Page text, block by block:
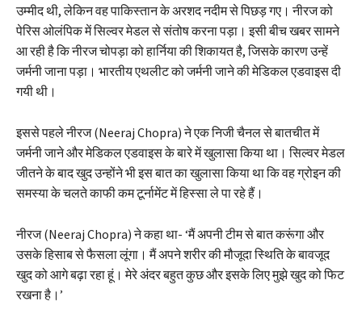
उम्मीद थी, लेकिन वह पाकिस्तान के अरशद नदीम से पिछड़ गए। नीरज को
पेरिस ओलंपिक में सिल्वर मेडल से संतोष करना पड़ा। इसी बीच खबर सामने
आ रही है कि नीरज चोपड़ा को हार्निया की शिकायत है, जिसके कारण उन्हें
जर्मनी जाना पड़ा। भारतीय एथलीट को जर्मनी जाने की मेडिकल एडवाइस दी
गयी थी।
इससे पहले नीरज (Neeraj Chopra) ने एक निजी चैनल से बातचीत में
जर्मनी जाने और मेडिकल एडवाइस के बारे में खुलासा किया था। सिल्वर मेडल
जीतने के बाद खुद उन्होंने भी इस बात का खुलासा किया था कि वह ग्रोइन की
समस्या के चलते काफी कम टूर्नामेंट में हिस्सा ले पा रहे हैं।
नीरज (Neeraj Chopra) ने कहा था- ‘मैं अपनी टीम से बात करूंगा और
उसके हिसाब से फैसला लूंगा। मैं अपने शरीर की मौजूदा स्थिति के बावजूद
खुद को आगे बढ़ा रहा हूं। मेरे अंदर बहुत कुछ और इसके लिए मुझे खुद को फिट
रखना है।’